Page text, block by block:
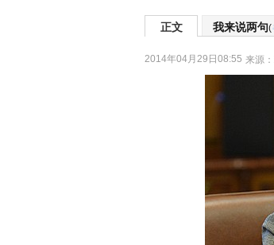
正文 我来说两句(
2014年04月29日08:55 来源：